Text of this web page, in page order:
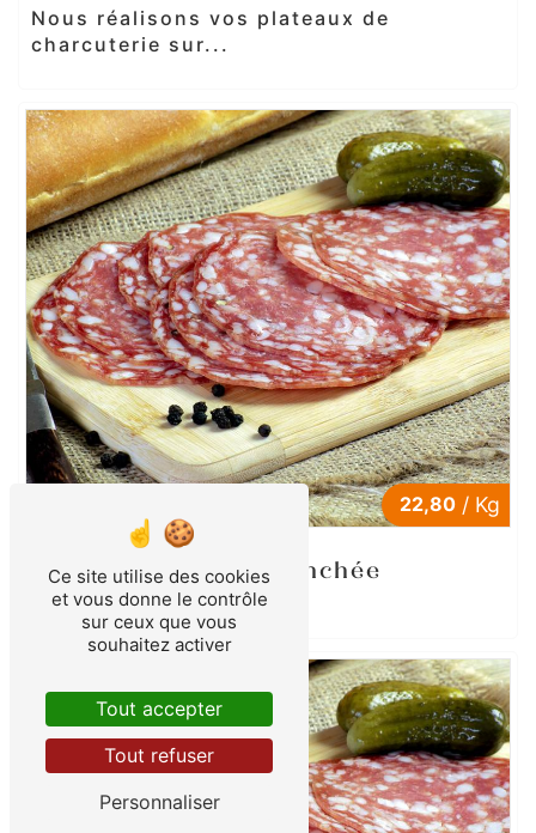
Nous réalisons vos plateaux de
charcuterie sur...
22,80 / Kg
Rosette tranchée
Ce site utilise des cookies
et vous donne le contrôle
sur ceux que vous
souhaitez activer
Tout accepter
Tout refuser
Personnaliser